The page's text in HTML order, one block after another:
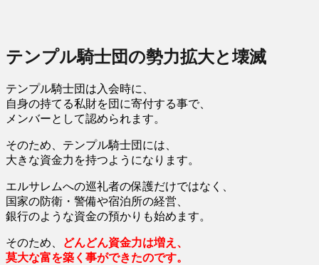
テンプル騎士団の勢力拡大と壊滅
テンプル騎士団は入会時に、
自身の持てる私財を団に寄付する事で、
メンバーとして認められます。
そのため、テンプル騎士団には、
大きな資金力を持つようになります。
エルサレムへの巡礼者の保護だけではなく、
国家の防衛・警備や宿泊所の経営、
銀行のような資金の預かりも始めます。
そのため、
どんどん資金力は増え、
莫大な富を築く事ができたのです。